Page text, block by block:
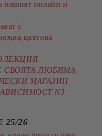
нашият онлайн и
с
цветова
СВОЯТА ЛЮБИМА
МАГАЗИН
N3
25/26